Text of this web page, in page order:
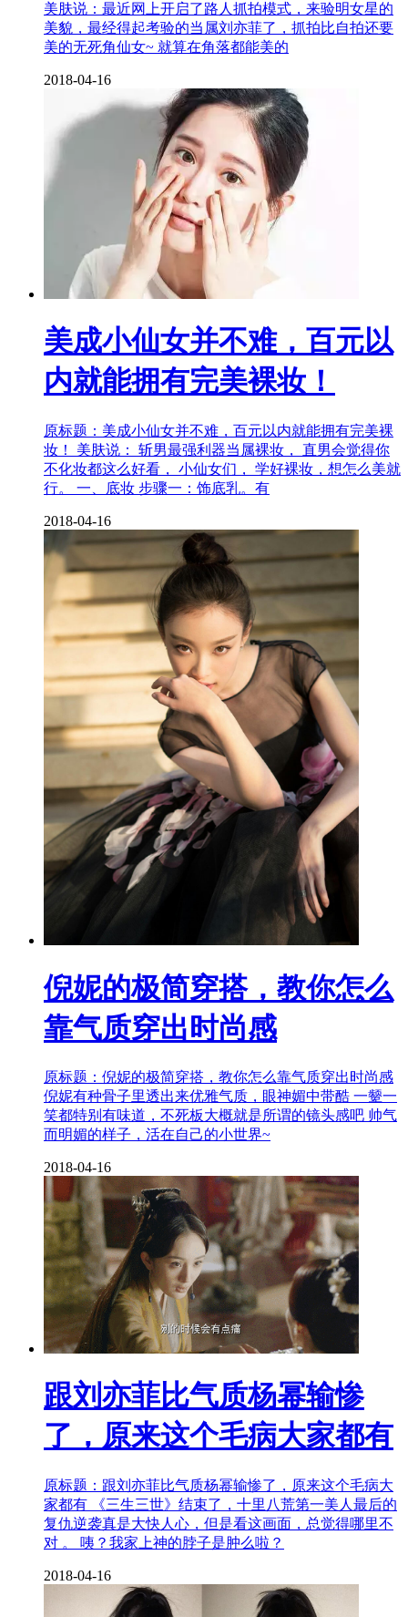
美肤说：最近网上开启了路人抓拍模式，来验明女星的
美貌，最经得起考验的当属刘亦菲了，抓拍比自拍还要
美的无死角仙女~ 就算在角落都能美的
2018-04-16
美成小仙女并不难，百元以
内就能拥有完美裸妆！
原标题：美成小仙女并不难，百元以内就能拥有完美裸
妆！ 美肤说： 斩男最强利器当属裸妆， 直男会觉得你
不化妆都这么好看， 小仙女们， 学好裸妆，想怎么美就
行。 一、底妆 步骤一：饰底乳。有
2018-04-16
倪妮的极简穿搭，教你怎么
靠气质穿出时尚感
原标题：倪妮的极简穿搭，教你怎么靠气质穿出时尚感
倪妮有种骨子里透出来优雅气质，眼神媚中带酷 一颦一
笑都特别有味道，不死板大概就是所谓的镜头感吧 帅气
而明媚的样子，活在自己的小世界~
2018-04-16
跟刘亦菲比气质杨幂输惨
了，原来这个毛病大家都有
原标题：跟刘亦菲比气质杨幂输惨了，原来这个毛病大
家都有 《三生三世》结束了，十里八荒第一美人最后的
复仇逆袭真是大快人心，但是看这画面，总觉得哪里不
对 。 咦？我家上神的脖子是肿么啦？
2018-04-16